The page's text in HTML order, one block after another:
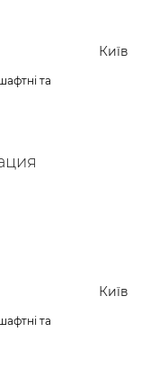
Київ
та
Київ
та